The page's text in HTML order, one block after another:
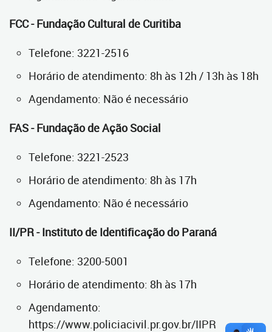
FCC - Fundação Cultural de Curitiba
Telefone: 3221-2516
Horário de atendimento: 8h às 12h / 13h às 18h
Agendamento: Não é necessário
FAS - Fundação de Ação Social
Telefone: 3221-2523
Horário de atendimento: 8h às 17h
Agendamento: Não é necessário
II/PR - Instituto de Identificação do Paraná
Telefone: 3200-5001
Horário de atendimento: 8h às 17h
Agendamento:
https://www.policiacivil.pr.gov.br/IIPR